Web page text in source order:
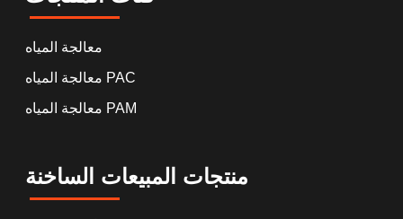
معالجة المياه
معالجة المياه PAC
معالجة المياه PAM
منتجات المبيعات الساخنة